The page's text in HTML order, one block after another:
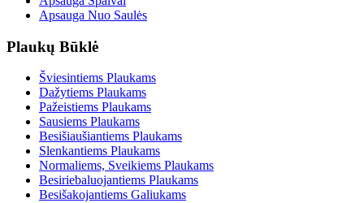
Apsauga Nuo Saulės
Plaukų Būklė
Šviesintiems Plaukams
Dažytiems Plaukams
Pažeistiems Plaukams
Sausiems Plaukams
Besišiaušiantiems Plaukams
Slenkantiems Plaukams
Normaliems, Sveikiems Plaukams
Besiriebaluojantiems Plaukams
Besišakojantiems Galiukams